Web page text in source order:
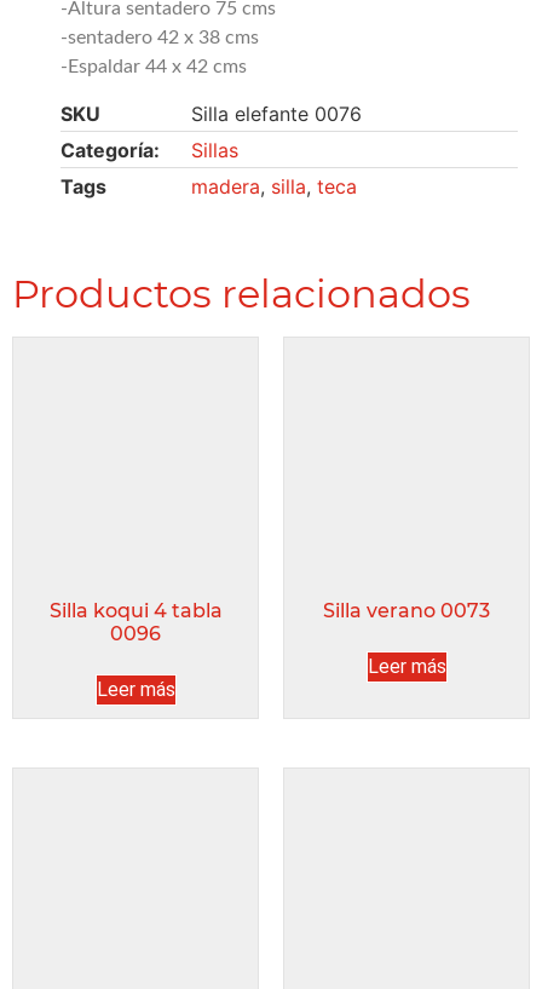
-Altura sentadero 75 cms
-sentadero 42 x 38 cms
-Espaldar 44 x 42 cms
SKU
Silla elefante 0076
Categoría:
Sillas
Tags
madera, silla, teca
Productos relacionados
Silla koqui 4 tabla
0096
Leer más
Silla verano 0073
Leer más